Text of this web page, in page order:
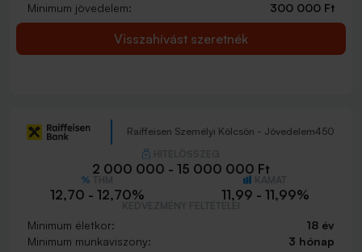
Minimum jövedelem:
300 000 Ft
Visszahívást szeretnék
Raiffeisen Személyi Kölcsön - Jövedelem450
2 000 000 - 15 000 000 Ft
12,70 - 12,70% 11,99 - 11,99%
Minimum életkor:
18 év
Minimum munkaviszony:
3 hónap